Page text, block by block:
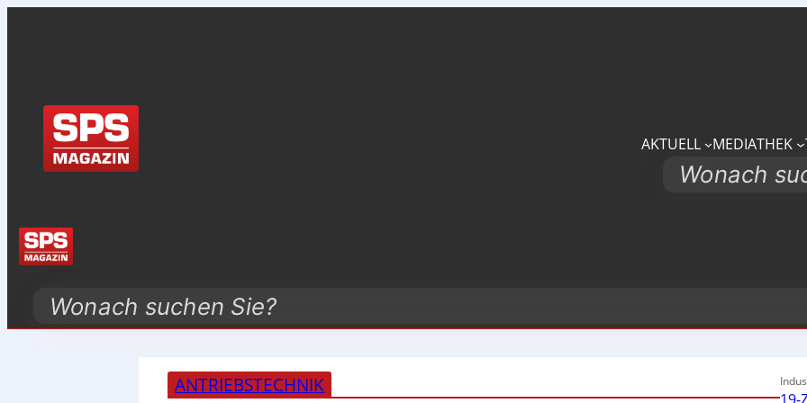
AKTUELL MEDIATHEK
Search
Search
ANTRIEBSTECHNIK